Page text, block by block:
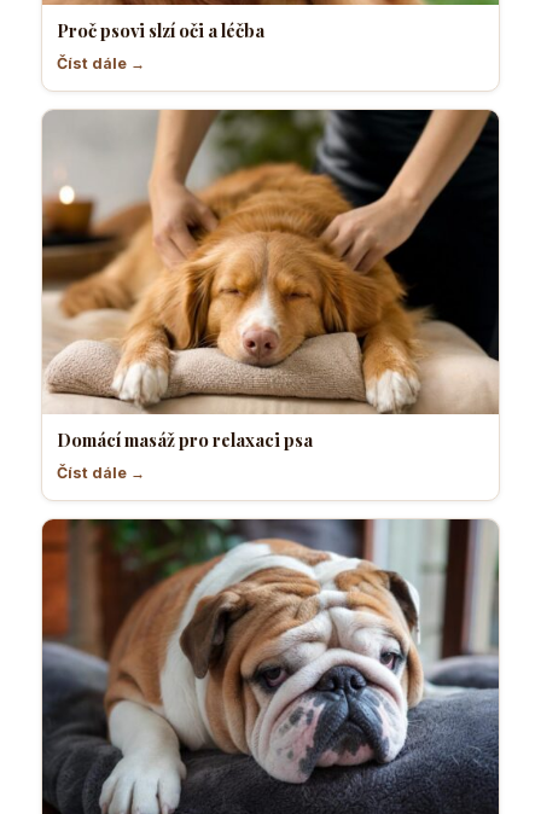
Proč psovi slzí oči a léčba
Číst dále →
Domácí masáž pro relaxaci psa
Číst dále →